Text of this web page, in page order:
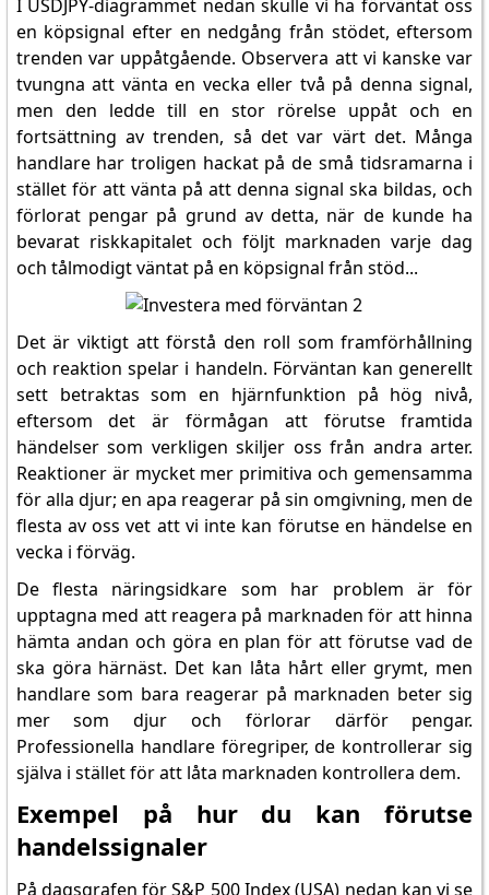
I USDJPY-diagrammet nedan skulle vi ha förväntat oss
en köpsignal efter en nedgång från stödet, eftersom
trenden var uppåtgående. Observera att vi kanske var
tvungna att vänta en vecka eller två på denna signal,
men den ledde till en stor rörelse uppåt och en
fortsättning av trenden, så det var värt det. Många
handlare har troligen hackat på de små tidsramarna i
stället för att vänta på att denna signal ska bildas, och
förlorat pengar på grund av detta, när de kunde ha
bevarat riskkapitalet och följt marknaden varje dag
och tålmodigt väntat på en köpsignal från stöd...
Det är viktigt att förstå den roll som framförhållning
och reaktion spelar i handeln. Förväntan kan generellt
sett betraktas som en hjärnfunktion på hög nivå,
eftersom det är förmågan att förutse framtida
händelser som verkligen skiljer oss från andra arter.
Reaktioner är mycket mer primitiva och gemensamma
för alla djur; en apa reagerar på sin omgivning, men de
flesta av oss vet att vi inte kan förutse en händelse en
vecka i förväg.
De flesta näringsidkare som har problem är för
upptagna med att reagera på marknaden för att hinna
hämta andan och göra en plan för att förutse vad de
ska göra härnäst. Det kan låta hårt eller grymt, men
handlare som bara reagerar på marknaden beter sig
mer som djur och förlorar därför pengar.
Professionella handlare föregriper, de kontrollerar sig
själva i stället för att låta marknaden kontrollera dem.
Exempel på hur du kan förutse
handelssignaler
På dagsgrafen för S&P 500 Index (USA) nedan kan vi se